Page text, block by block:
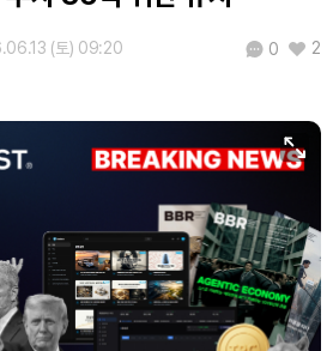
1,465(+0.31%)
₩462.8(+0.36%)
₩77,003(-3.26%)
₩99.17(+0.56%)
(토) 09:20 0 2